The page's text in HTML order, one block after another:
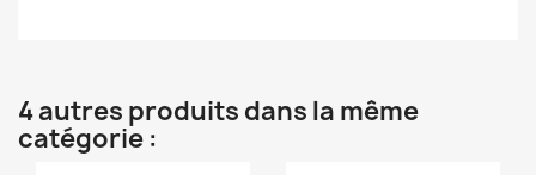
4 autres produits dans la même
catégorie :